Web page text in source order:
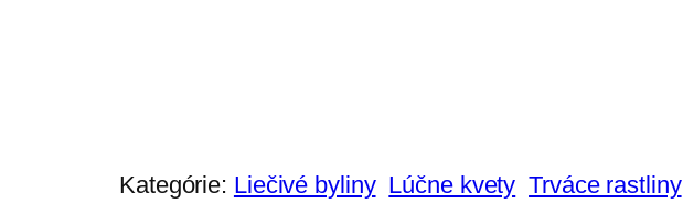
Kategórie: Liečivé byliny Lúčne kvety Trváce rastliny